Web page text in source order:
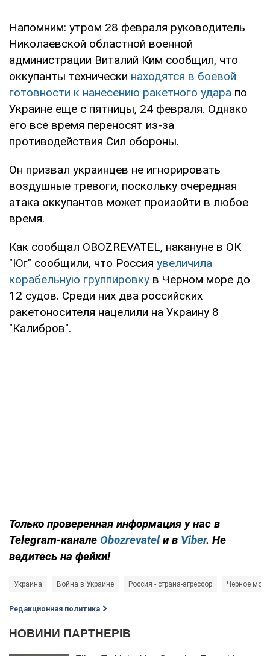
Напомним: утром 28 февраля руководитель
Николаевской областной военной
администрации Виталий Ким сообщил, что
оккупанты технически находятся в боевой
готовности к нанесению ракетного удара по
Украине еще с пятницы, 24 февраля. Однако
его все время переносят из-за
противодействия Сил обороны.
Он призвал украинцев не игнорировать
воздушные тревоги, поскольку очередная
атака оккупантов может произойти в любое
время.
Как сообщал OBOZREVATEL, накануне в ОК
"Юг" сообщили, что Россия увеличила
корабельную группировку в Черном море до
12 судов. Среди них два российских
ракетоносителя нацелили на Украину 8
"Калибров".
Только проверенная информация у нас в
Telegram-канале Obozrevatelи в Viber. Не
ведитесь на фейки!
Украина Война в Украине Россия - страна-агрессор Черное море
Редакционная политика